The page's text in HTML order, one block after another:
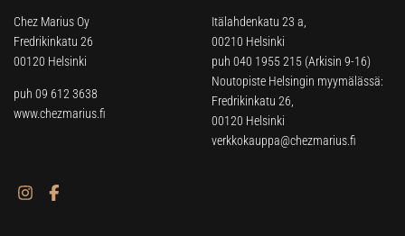
Chez Marius Oy
Fredrikinkatu 26
00120 Helsinki
puh 09 612 3638
www.chezmarius.fi
Itälahdenkatu 23 a,
00210 Helsinki
puh 040 1955 215 (Arkisin 9-16)
Noutopiste Helsingin myymälässä:
Fredrikinkatu 26,
00120 Helsinki
verkkokauppa@chezmarius.fi